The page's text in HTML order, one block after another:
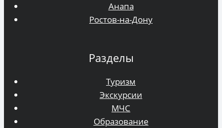
Анапа
Ростов-на-Дону
Разделы
Туризм
Экскурсии
МЧС
Образование